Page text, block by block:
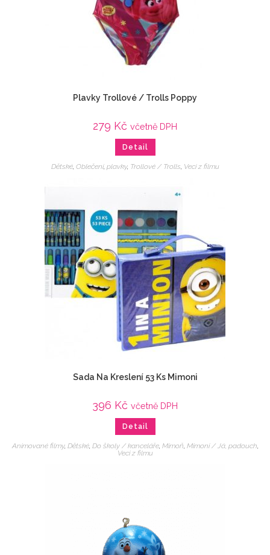
Plavky Trollové / Trolls Poppy
279 Kč včetně DPH
Detail
Dětské, Oblečení, plavky, Trollové / Trolls, Veci z filmu
Sada Na Kreslení 53 Ks Mimoni
396 Kč včetně DPH
Detail
Animované filmy, Dětské, Do školy / kanceláře, Mimoň Mimoni / Já, padouch
Veci z filmu